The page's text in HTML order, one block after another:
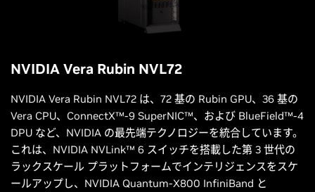
NVIDIA Vera Rubin NVL72
NVIDIA Vera Rubin NVL72 は、72 基の Rubin GPU、36 基の
Vera CPU、ConnectX™-9 SuperNIC™、および BlueField™-4
DPU など、NVIDIA の最先端テクノロジーを統合しています。
これは、NVIDIA NVLink™ 6 スイッチを搭載した第 3 世代の
ラックスケール プラットフォームでインテリジェンスをスケ
ールアップし、NVIDIA Quantum-X800 InfiniBand と